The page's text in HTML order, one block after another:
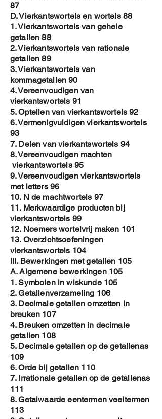
87
D. Vierkantswortels en wortels 88
1. Vierkantswortels van gehele
getallen 88
2. Vierkantswortels van rationale
getallen 89
3. Vierkantswortels van
kommagetallen 90
4. Vereenvoudigen van
vierkantswortels 91
5. Optellen van vierkantswortels 92
6. Vermenigvuldigen vierkantswortels
93
7. Delen van vierkantswortels 94
8. Vereenvoudigen machten
vierkantswortels 95
9. Vereenvoudigen vierkantswortels
met letters 96
10. N de machtwortels 97
11. Merkwaardige producten bij
vierkantswortels 99
12. Noemers wortelvrij maken 101
13. Overzichtsoefeningen
vierkantswortels 104
III. Bewerkingen met getallen 105
A. Algemene bewerkingen 105
1. Symbolen in wiskunde 105
2. Getallenverzameling 106
3. Decimale getallen omzetten in
breuken 107
4. Breuken omzetten in decimale
getallen 108
5. Decimale getallen op de getallenas
109
6. Orde bij getallen 110
7. Irrationale getallen op de getallenas
111
8. Getalwaarde eentermen veeltermen
113